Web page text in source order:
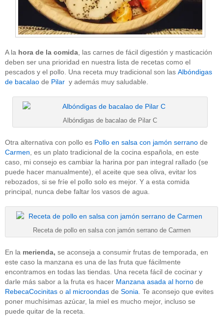
A la hora de la comida , las carnes de fácil digestión y masticación
deben ser una prioridad en nuestra lista de recetas como el
pescados y el pollo. Una receta muy tradicional son las Albóndigas
de bacalao de Pilar y además muy saludable.
Albóndigas de bacalao de Pilar C
Otra alternativa con pollo es Pollo en salsa con jamón serrano de
Carmen , es un plato tradicional de la cocina española, en este
caso, mi consejo es cambiar la harina por pan integral rallado (se
puede hacer manualmente), el aceite que sea oliva, evitar los
rebozados, si se fríe el pollo solo es mejor. Y a esta comida
principal, nunca debe faltar los vasos de agua.
Receta de pollo en salsa con jamón serrano de Carmen
En la merienda, se aconseja a consumir frutas de temporada, en
este caso la manzana es una de las fruta que fácilmente
encontramos en todas las tiendas. Una receta fácil de cocinar y
darle más sabor a la fruta es hacer Manzana asada al horno de
RebecaCocinitas o al microondas de Sonia . Te aconsejo que evites
poner muchísimas azúcar, la miel es mucho mejor, incluso se
puede quitar de la receta.